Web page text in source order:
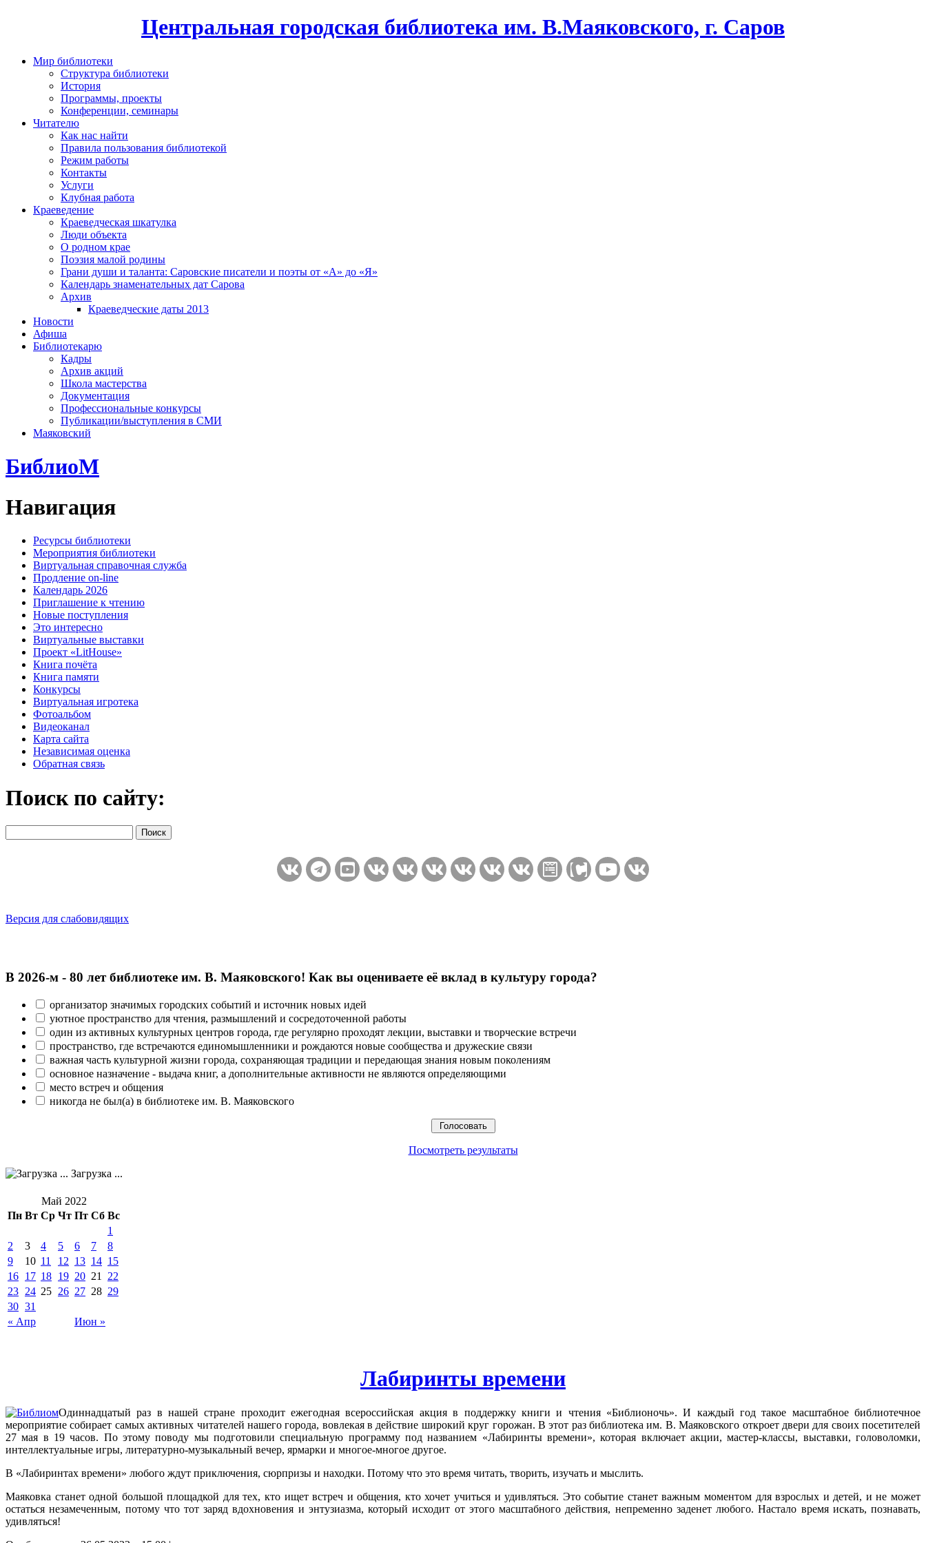
Центральная городская библиотека им. В.Маяковского, г. Саров
Мир библиотеки
Структура библиотеки
История
Программы, проекты
Конференции, семинары
Читателю
Как нас найти
Правила пользования библиотекой
Режим работы
Контакты
Услуги
Клубная работа
Краеведение
Краеведческая шкатулка
Люди объекта
О родном крае
Поэзия малой родины
Грани души и таланта: Саровские писатели и поэты от «А» до «Я»
Календарь знаменательных дат Сарова
Архив
Краеведческие даты 2013
Новости
Афиша
Библиотекарю
Кадры
Архив акций
Школа мастерства
Документация
Профессиональные конкурсы
Публикации/выступления в СМИ
Маяковский
БиблиоМ
Навигация
Ресурсы библиотеки
Мероприятия библиотеки
Виртуальная справочная служба
Продление on-line
Календарь 2026
Приглашение к чтению
Новые поступления
Это интересно
Виртуальные выставки
Проект «LitHouse»
Книга почёта
Книга памяти
Конкурсы
Виртуальная игротека
Фотоальбом
Видеоканал
Карта сайта
Независимая оценка
Обратная связь
Поиск по сайту:
Версия для слабовидящих
В 2026‑м - 80 лет библиотеке им. В. Маяковского! Как вы оцениваете её вклад в культуру города?
организатор значимых городских событий и источник новых идей
уютное пространство для чтения, размышлений и сосредоточенной работы
один из активных культурных центров города, где регулярно проходят лекции, выставки и творческие встречи
пространство, где встречаются единомышленники и рождаются новые сообщества и дружеские связи
важная часть культурной жизни города, сохраняющая традиции и передающая знания новым поколениям
основное назначение - выдача книг, а дополнительные активности не являются определяющими
место встреч и общения
никогда не был(а) в библиотеке им. В. Маяковского
Посмотреть результаты
Загрузка ...
Май 2022
Пн Вт Ср Чт Пт Сб Вс
« Апр Июн »
1
2
3 4 5 6 7
8
9
10 11 12 13 14 15
16 17 18 19 20 21
22
23 24 25 26 27 28 29
30 31
Лабиринты времени
Одиннадцатый раз в нашей стране проходит ежегодная всероссийская акция в поддержку книги и чтения «Библионочь». И каждый год такое масштабное библиотечное
мероприятие собирает самых активных читателей нашего города, вовлекая в действие широкий круг горожан. В этот раз библиотека им. В. Маяковского откроет двери для своих посетителей
27 мая в 19 часов. По этому поводу мы подготовили специальную программу под названием «Лабиринты времени», которая включает акции, мастер-классы, выставки, головоломки,
интеллектуальные игры, литературно-музыкальный вечер, ярмарки и многое-многое другое.
В «Лабиринтах времени» любого ждут приключения, сюрпризы и находки. Потому что это время читать, творить, изучать и мыслить.
Маяковка станет одной большой площадкой для тех, кто ищет встреч и общения, кто хочет учиться и удивляться. Это событие станет важным моментом для взрослых и детей, и не может
остаться незамеченным, потому что тот заряд вдохновения и энтузиазма, который исходит от этого масштабного действия, непременно заденет любого. Настало время искать, познавать,
удивляться!